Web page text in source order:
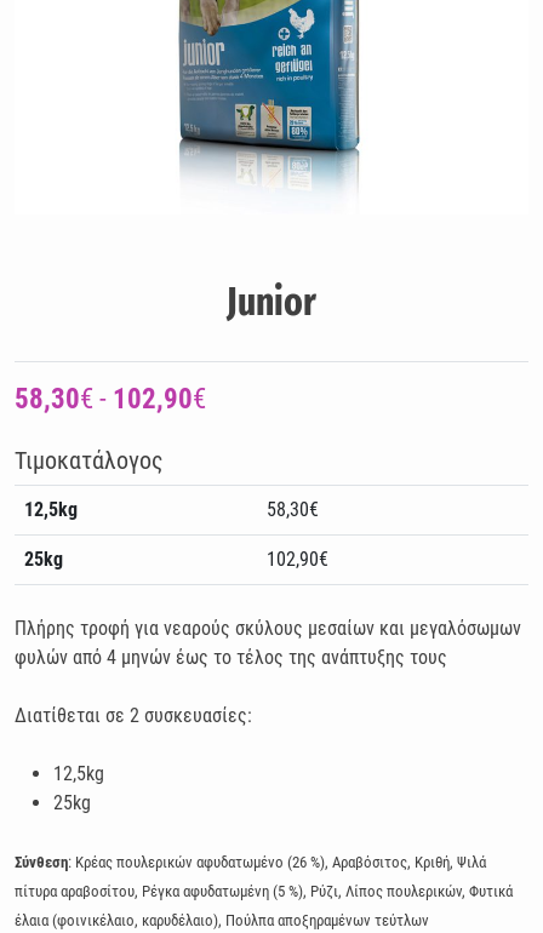
Junior
58,30€ - 102,90€
Τιμοκατάλογος
12,5kg 58,30€
25kg 102,90€
Πλήρης τροφή για νεαρούς σκύλους μεσαίων και μεγαλόσωμων
φυλών από 4 μηνών έως το τέλος της ανάπτυξης τους
Διατίθεται σε 2 συσκευασίες:
12,5kg
25kg
Σύνθεση: Kρέας πουλερικών αφυδατωμένο (26 %), Αραβόσιτος, Κριθή, Ψιλά
πίτυρα αραβοσίτου, Ρέγκα αφυδατωμένη (5 %), Ρύζι, Λίπος πουλερικών, Φυτικά
έλαια (φοινικέλαιο, καρυδέλαιο), Πούλπα αποξηραμένων τεύτλων